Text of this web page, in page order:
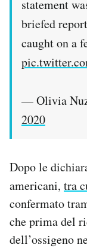
statement
briefed
caught on a
— Olivia
2020
Dopo le
americani, tra
confermato
che prima del
dell’ossigeno